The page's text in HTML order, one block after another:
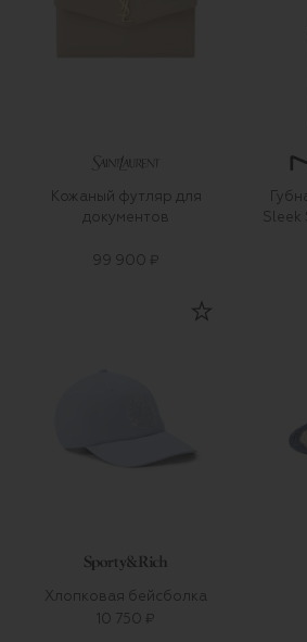
Кожаный футляр для
документов
99 900 ₽
Sleek
Хлопковая бейсболка
10 750 ₽